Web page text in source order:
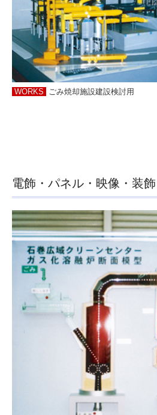
WORKS ごみ焼却施設建設検討用
電飾・パネル・映像・装